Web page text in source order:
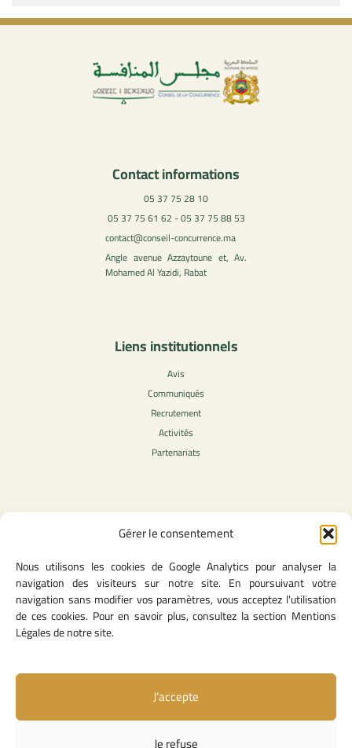
Gérer le consentement
Nous utilisons les cookies de Google Analytics pour analyser la
navigation des visiteurs sur notre site. En poursuivant votre
navigation sans modifier vos paramètres, vous acceptez l'utilisation
de ces cookies. Pour en savoir plus, consultez la section Mentions
Légales de notre site.
J’accepte
Contact informations
05 37 75 28 10
05 37 75 61 62 - 05 37 75 88 53
contact@conseil-concurrence.ma
Angle avenue Azzaytoune et, Av.
Mohamed Al Yazidi, Rabat
Liens institutionnels
Avis
Communiqués
Recrutement
Activités
Partenariats
Contenu légale
CGU
Mentions légales
Politique des cookies
Lien utiles
Contact
Missions & attributions